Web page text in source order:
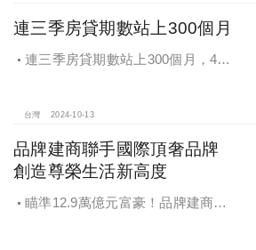
連三季房貸期數站上300個月
連三季房貸期數站上300個月，4都
台灣 2024-10-13
品牌建商聯手國際頂奢品牌
創造尊榮生活新高度
瞄準12.9萬億元富豪！品牌建商聯